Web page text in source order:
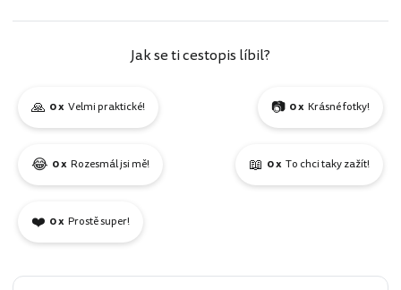
Jak se ti cestopis líbil?
🙏 0 x Velmi praktické! 📷 0 x Krásné fotky!
😂 0 x Rozesmál jsi mě! 📖 0 x To chci taky zažít!
❤️ 0 x Prostě super!